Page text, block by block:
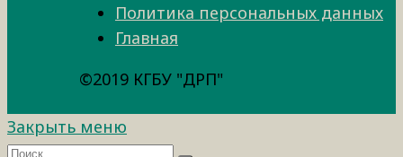
Политика персональных данных
Главная
©2019 КГБУ "ДРП"
Закрыть меню